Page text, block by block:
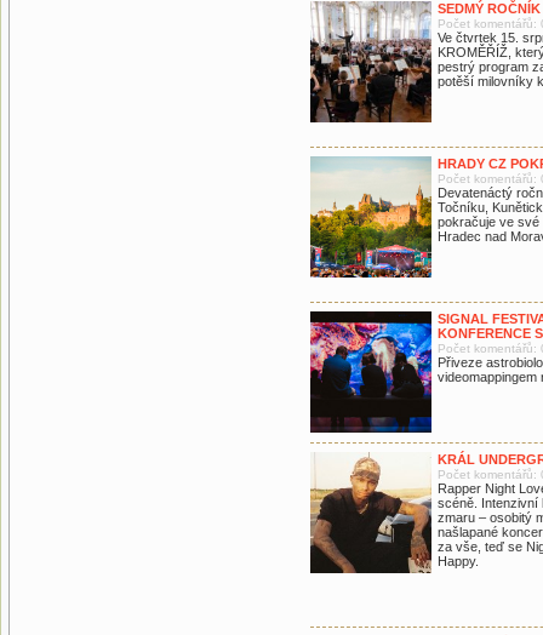
SEDMÝ
Počet komentářů:
Ve čtvrtek 15.
KROMĚŘÍŽ,
pestrý program
potěší milovníky
HRADY CZ
Počet komentářů:
Devatenáctý
Točníku,
pokračuje ve své
Hradec nad
SIGNAL
KONFERENCE
Počet komentářů:
Přiveze
videomappingem
KRÁL
Počet komentářů:
Rapper Night
scéně. Intenzivní
zmaru – osobitý
našlapané
za vše, teď se
Happy.